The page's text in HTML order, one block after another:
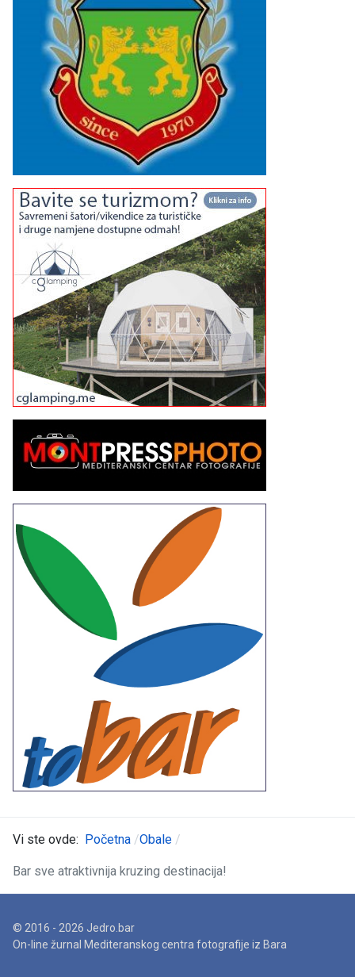
Vi ste ovde: Početna Obale
Bar sve atraktivnija kruzing destinacija!
© 2016 - 2026 Jedro.bar
On-line žurnal Mediteranskog centra fotografije iz Bara